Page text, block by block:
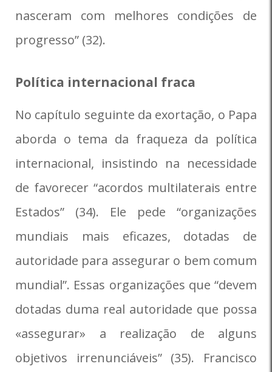
nasceram com melhores condições de
progresso” (32).
Política internacional fraca
No capítulo seguinte da exortação, o Papa
aborda o tema da fraqueza da política
internacional, insistindo na necessidade
de favorecer “acordos multilaterais entre
Estados” (34). Ele pede “organizações
mundiais mais eficazes, dotadas de
autoridade para assegurar o bem comum
mundial”. Essas organizações que “devem
dotadas duma real autoridade que possa
«assegurar» a realização de alguns
objetivos irrenunciáveis” (35). Francisco